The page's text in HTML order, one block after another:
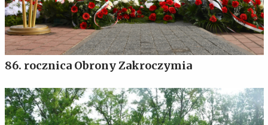
86. rocznica Obrony Zakroczymia